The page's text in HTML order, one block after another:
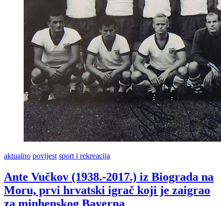
aktualno povijest sport i rekreacija
Ante Vučkov (1938.-2017.) iz Biograda na
Moru, prvi hrvatski igrač koji je zaigrao